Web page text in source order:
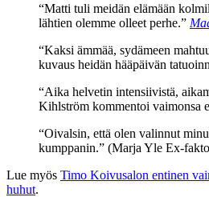
“Matti tuli meidän elämään
lähtien olemme olleet perhe.”
“Kaksi ämmää, sydämeen
kuvaus heidän hääpäivän
“Aika helvetin intensiivistä,
Kihlström kommentoi vaimonsa
“Oivalsin, että olen valinnut
kumppanin.” (Marja Yle Ex-
Lue myös Timo Koivusalon entinen
huhut.